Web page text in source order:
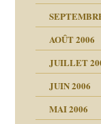
AOÛT 2006
JUILLET
JUIN 2006
MAI 2006